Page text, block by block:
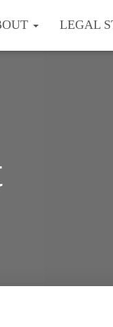
LEGAL